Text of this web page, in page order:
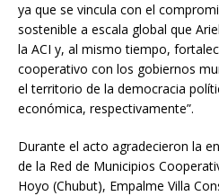
ya que se vincula con el
sostenible a escala global que
la ACI y, al mismo tiempo,
cooperativo con los gobiernos
el territorio de la democracia
económica, respectivamente”.
Durante el acto agradecieron la
de la Red de Municipios
Hoyo (Chubut), Empalme Villa